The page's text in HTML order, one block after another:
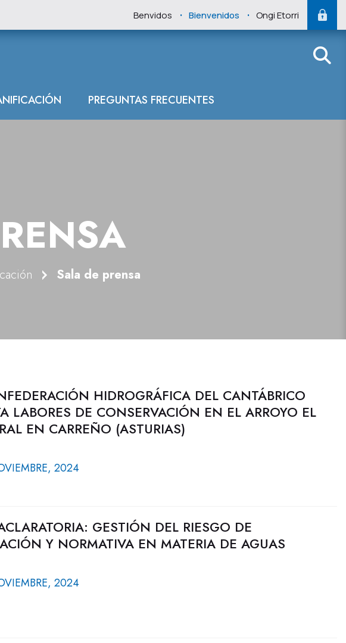
Benvidos . Bienvenidos . Ongi Etorri
PREGUNTAS FRECUENTES
Sala de prensa
HIDROGRÁFICA DEL CANTÁBRICO
LABORES DE CONSERVACIÓN EN EL ARROYO EL
EN CARREÑO (ASTURIAS)
2024
GESTIÓN DEL RIESGO DE
Y NORMATIVA EN MATERIA DE AGUAS
2024